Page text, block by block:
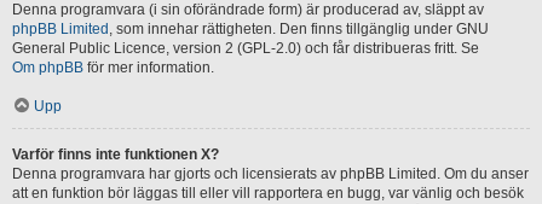
Denna programvara (i sin oförändrade form) är producerad av, släppt av
phpBB Limited , som innehar rättigheten. Den finns tillgänglig under GNU
General Public Licence, version 2 (GPL-2.0) och får distribueras fritt. Se
Om phpBB för mer information.
Upp
Varför finns inte funktionen X?
Denna programvara har gjorts och licensierats av phpBB Limited. Om du anser
att en funktion bör läggas till eller vill rapportera en bugg, var vänlig och besök